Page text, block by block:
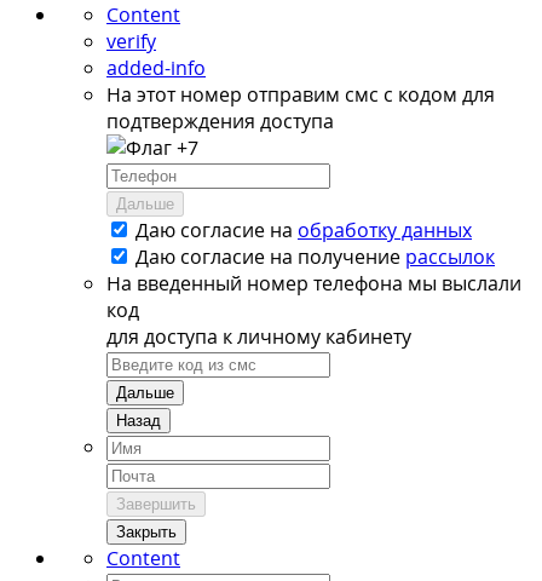
Content
verify
added-info
На этот номер отправим смс с кодом для
подтверждения доступа
+7
Дальше
Даю согласие на обработку данных
Даю согласие на получение рассылок
На введенный номер телефона мы выслали
код
для доступа к личному кабинету
Дальше
Назад
Завершить
Закрыть
Content